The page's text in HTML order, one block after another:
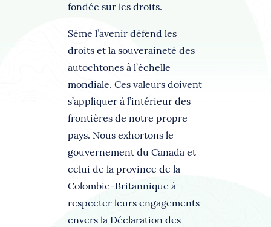
fondée sur les droits.
Sème l’avenir défend les
droits et la souveraineté des
autochtones à l’échelle
mondiale. Ces valeurs doivent
s’appliquer à l’intérieur des
frontières de notre propre
pays. Nous exhortons le
gouvernement du Canada et
celui de la province de la
Colombie-Britannique à
respecter leurs engagements
envers la Déclaration des